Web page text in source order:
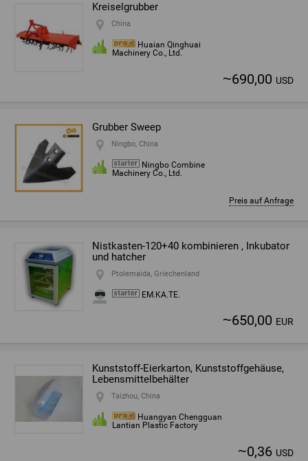
Kreiselgrubber
China
Huaian Qinghuai
Machinery Co., Ltd.
~690,00 USD
Grubber Sweep
Ningbo, China
Ningbo Combine
Machinery Co., Ltd.
Preis auf Anfrage
Nistkasten-120+40 kombinieren , Inkubator
und hatcher
Ptolemaida, Griechenland
EM.KA.TE.
~650,00 EUR
Kunststoff-Eierkarton, Kunststoffgehäuse,
Lebensmittelbehälter
Taizhou, China
Huangyan Chengguan
Lantian Plastic Factory
~0,36 USD